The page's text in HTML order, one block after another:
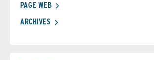
PAGE WEB
ARCHIVES